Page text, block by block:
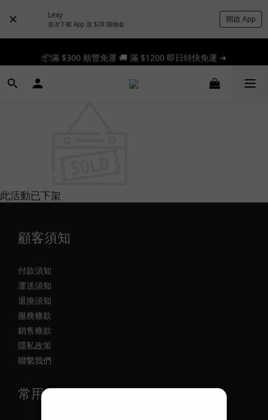
Lexy
首次下載 App 送 $28 購物金 開啟 App
📦滿 $300 順豐免運 🚚 滿 $1200 即日特快免運 ➔
🎉 新人首單享 88 折，快來領券加入！➔
📦滿 $300 順豐免運 🚚 滿 $1200 即日特快免運 ➔
此活動已下架
顧客須知
付款須知
運送須知
退換須知
服務條款
銷售條款
隱私政策
聯繫我們
常用資訊